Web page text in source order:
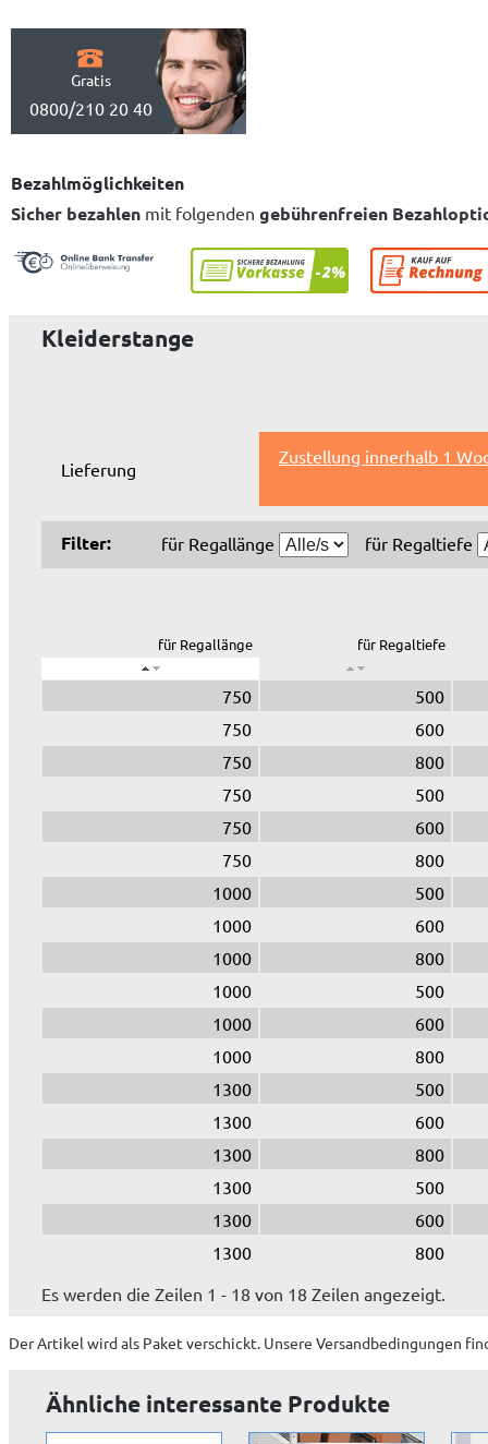
Gratis
0800/210 20 40
Bezahlmöglichkeiten
Sicher bezahlen mit folgenden gebührenfreien
Kleiderstange
Lieferung
Zustellung innerhalb 1
Filter: für Regallänge für Regaltiefe
für Regallänge für Regaltiefe
750
500
750
600
750
800
750
500
750
600
750
800
1000
500
1000
600
1000
800
1000
500
1000
600
1000
800
1300
500
1300
600
1300
800
1300
500
1300
600
1300
800
Es werden die Zeilen 1 - 18 von 18 Zeilen angezeigt.
Der Artikel wirdals Paket verschickt. Unsere Versandbedingungen
Ähnliche interessante Produkte